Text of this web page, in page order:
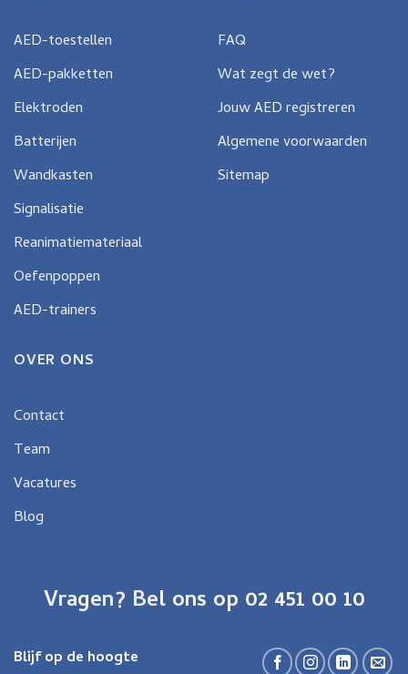
AED-toestellen
AED-pakketten
Elektroden
Batterijen
Wandkasten
Signalisatie
Reanimatiemateriaal
Oefenpoppen
AED-trainers
FAQ
Wat zegt de wet?
Jouw AED registreren
Algemene voorwaarden
Sitemap
OVER ONS
Contact
Team
Vacatures
Blog
Vragen? Bel ons op 02 451 00 10
Blijf op de hoogte